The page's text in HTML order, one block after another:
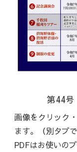
第44号
画像をクリック
ます。（別タブ
PDFはお使いの